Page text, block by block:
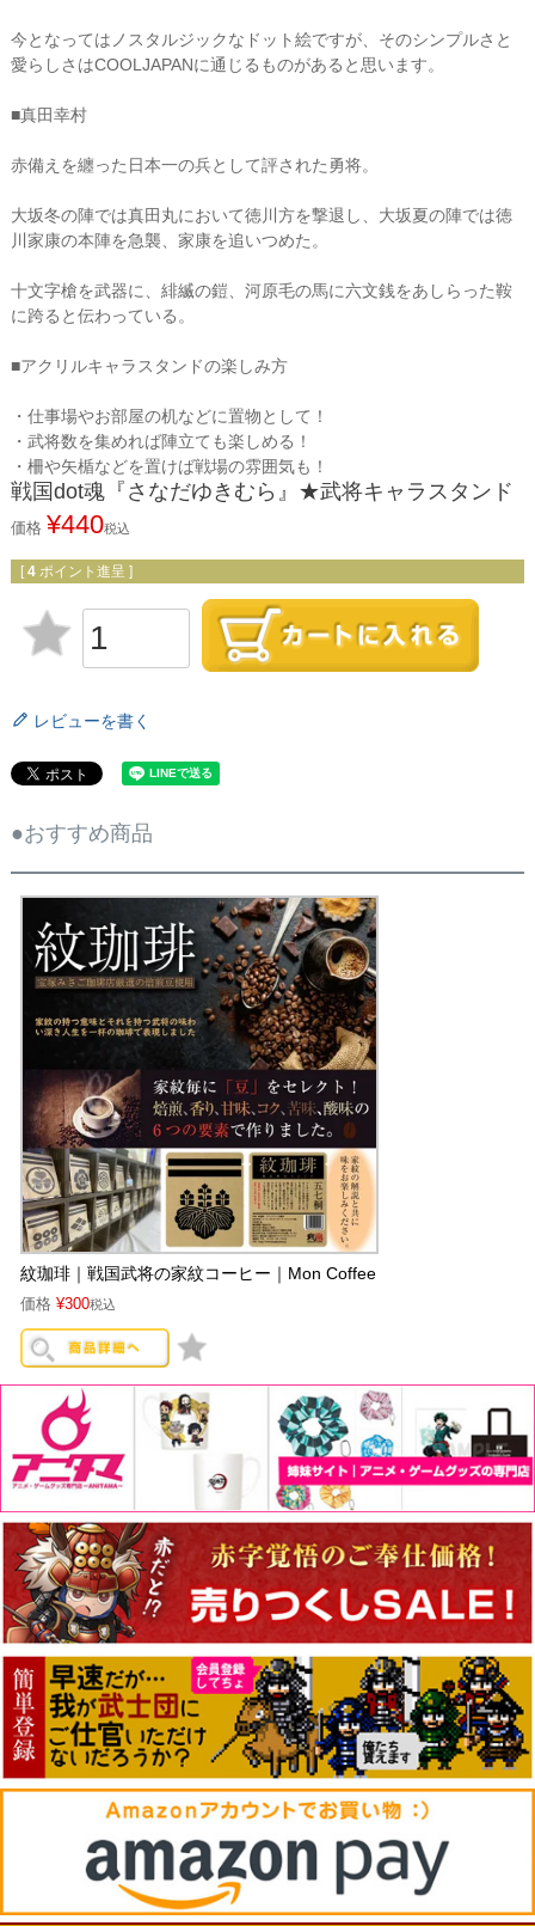
今となってはノスタルジックなドット絵ですが、そのシンプルさと
愛らしさはCOOLJAPANに通じるものがあると思います。
■真田幸村
赤備えを纏った日本一の兵として評された勇将。
大坂冬の陣では真田丸において徳川方を撃退し、大坂夏の陣では徳
川家康の本陣を急襲、家康を追いつめた。
十文字槍を武器に、緋縅の鎧、河原毛の馬に六文銭をあしらった鞍
に跨ると伝わっている。
■アクリルキャラスタンドの楽しみ方
・仕事場やお部屋の机などに置物として！
・武将数を集めれば陣立ても楽しめる！
・柵や矢楯などを置けば戦場の雰囲気も！
戦国dot魂『さなだゆきむら』★武将キャラスタンド
価格 ¥440税込
[ 4 ポイント進呈 ]
レビューを書く
●おすすめ商品
紋珈琲｜戦国武将の家紋コーヒー｜Mon Coffee
価格 ¥300税込